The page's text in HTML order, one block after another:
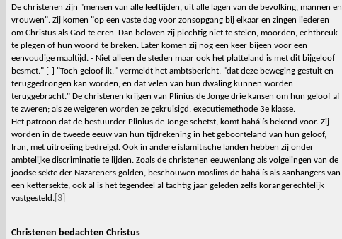
De christenen zijn "mensen van alle leeftijden, uit alle lagen van de bevolking, mannen en
vrouwen". Zij komen "op een vaste dag voor zonsopgang bij elkaar en zingen liederen
om Christus als God te eren. Dan beloven zij plechtig niet te stelen, moorden, echtbreuk
te plegen of hun woord te breken. Later komen zij nog een keer bijeen voor een
eenvoudige maaltijd. - Niet alleen de steden maar ook het platteland is met dit bijgeloof
besmet." [-] "Toch geloof ik," vermeldt het ambtsbericht, "dat deze beweging gestuit en
teruggedrongen kan worden, en dat velen van hun dwaling kunnen worden
teruggebracht." De christenen krijgen van Plinius de Jonge drie kansen om hun geloof af
te zweren; als ze weigeren worden ze gekruisigd, executiemethode 3e klasse.
Het patroon dat de bestuurder Plinius de Jonge schetst, komt bahá'ís bekend voor. Zij
worden in de tweede eeuw van hun tijdrekening in het geboorteland van hun geloof,
Iran, met uitroeiing bedreigd. Ook in andere islamitische landen hebben zij onder
ambtelijke discriminatie te lijden. Zoals de christenen eeuwenlang als volgelingen van de
joodse sekte der Nazareners golden, beschouwen moslims de bahá'ís als aanhangers van
een kettersekte, ook al is het tegendeel al tachtig jaar geleden zelfs korangerechtelijk
vastgesteld. [3]
Christenen bedachten Christus